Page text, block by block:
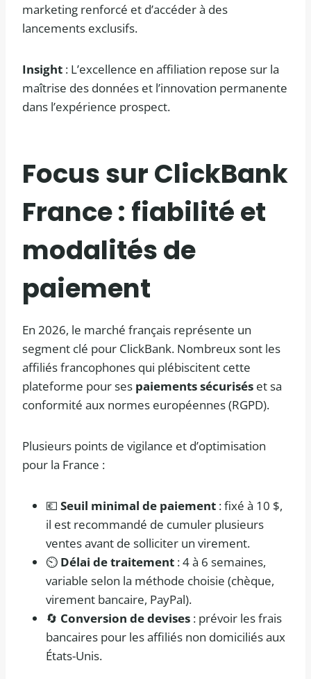
marketing renforcé et d’accéder à des
lancements exclusifs.
Insight : L’excellence en affiliation repose sur la
maîtrise des données et l’innovation permanente
dans l’expérience prospect.
Focus sur ClickBank
France : fiabilité et
modalités de
paiement
En 2026, le marché français représente un
segment clé pour ClickBank. Nombreux sont les
affiliés francophones qui plébiscitent cette
plateforme pour ses paiements sécurisés et sa
conformité aux normes européennes (RGPD).
Plusieurs points de vigilance et d’optimisation
pour la France :
💶 Seuil minimal de paiement : fixé à 10 $,
il est recommandé de cumuler plusieurs
ventes avant de solliciter un virement.
⏲️ Délai de traitement : 4 à 6 semaines,
variable selon la méthode choisie (chèque,
virement bancaire, PayPal).
🔄 Conversion de devises : prévoir les frais
bancaires pour les affiliés non domiciliés aux
États-Unis.